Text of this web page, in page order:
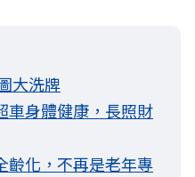
大洗牌
車身體健康，長照財
齡化，不再是老年專